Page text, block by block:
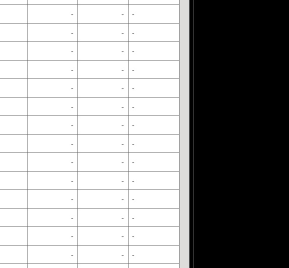
- - -
- - -
- - -
- - -
- - -
- - -
- - -
- - -
- - -
- - -
- - -
- - -
- - -
- - -